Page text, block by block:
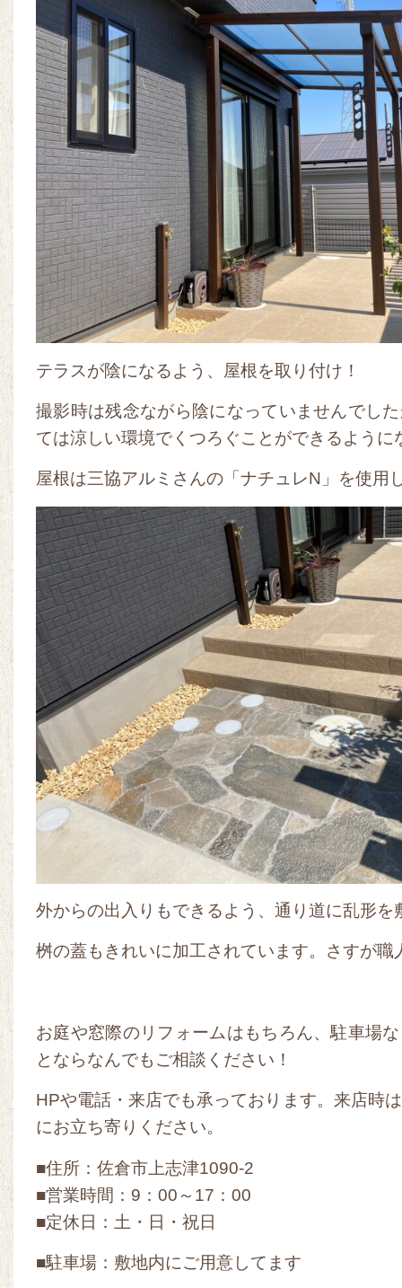
テラスが陰になるよう、屋根を取り付け！
撮影時は残念ながら陰になっていませんでし
ては涼しい環境でくつろぐことができるように
屋根は三協アルミさんの「ナチュレN」を使用
外からの出入りもできるよう、通り道に乱形を
桝の蓋もきれいに加工されています。さすが職
お庭や窓際のリフォームはもちろん、駐車場
とならなんでもご相談ください！
HPや電話・来店でも承っております。来店時
にお立ち寄りください。
■住所：佐倉市上志津1090-2
■営業時間：9：00～17：00
■定休日：土・日・祝日
■駐車場：敷地内にご用意してます